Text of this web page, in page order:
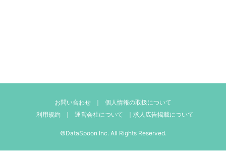
お問い合わせ ｜
個人情報の取扱について
利用規約
｜ 運営会社について ｜ 求人広告掲載について
©DataSpoon Inc. All Rights Reserved.